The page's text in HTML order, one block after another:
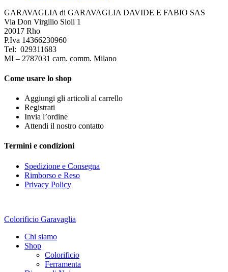
GARAVAGLIA di GARAVAGLIA DAVIDE E FABIO SAS
Via Don Virgilio Sioli 1
20017 Rho
P.Iva 14366230960
Tel: 029311683
MI – 2787031 cam. comm. Milano
Come usare lo shop
Aggiungi gli articoli al carrello
Registrati
Invia l’ordine
Attendi il nostro contatto
Termini e condizioni
Spedizione e Consegna
Rimborso e Reso
Privacy Policy
Colorificio Garavaglia
Chi siamo
Shop
Colorificio
Ferramenta